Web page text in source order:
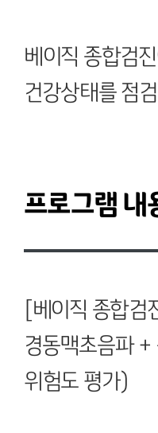
베이직 종합검
건강상태를 점
프로그램 내
[베이직 종합검
경동맥초음파
위험도 평가)